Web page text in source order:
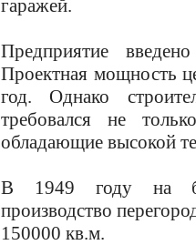
гаражей.
Предприятие
Проектная мощность
год. Однако
требовался не
обладающие высокой
В 1949 году на
производство
150000 кв.м.